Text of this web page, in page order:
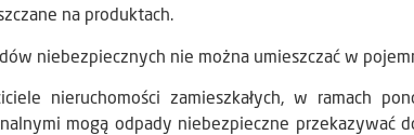
na produktach.
niebezpiecznych nie można umieszczać w
nieruchomości zamieszkałych, w ramach
mogą odpady niebezpieczne przekazywać